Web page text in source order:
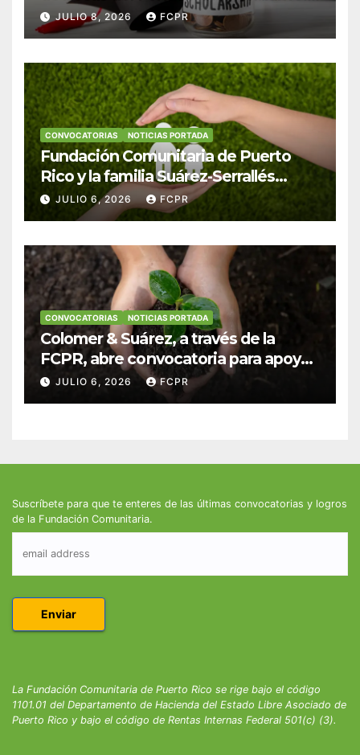
Hendricks, SJ para estudiantes del
Colegio San Ignacio
JULIO 8, 2026 FCPR
CONVOCATORIAS NOTICIAS PORTADA
Fundación Comunitaria de Puerto
Rico y la familia Suárez-Serrallés
anuncian convocatoria para
fortalecer hogares y albergues
JULIO 6, 2026 FCPR
CONVOCATORIAS NOTICIAS PORTADA
Colomer & Suárez, a través de la
FCPR, abre convocatoria para apoyar
proyectos de seguridad alimentaria
JULIO 6, 2026 FCPR
Suscríbete para que te enteres de las últimas convocatorias y logros
de la Fundación Comunitaria.
La Fundación Comunitaria de Puerto Rico se rige bajo el código
1101.01 del Departamento de Hacienda del Estado Libre Asociado de
Puerto Rico y bajo el código de Rentas Internas Federal 501(c) (3).